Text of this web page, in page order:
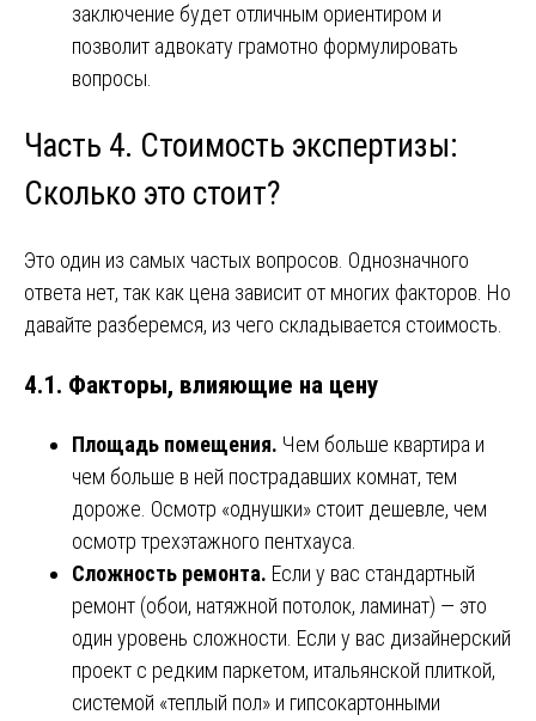
заключение будет отличным ориентиром и
позволит адвокату грамотно формулировать
вопросы.
Часть 4. Стоимость экспертизы:
Сколько это стоит?
Это один из самых частых вопросов. Однозначного
ответа нет, так как цена зависит от многих факторов. Но
давайте разберемся, из чего складывается стоимость.
4.1. Факторы, влияющие на цену
Площадь помещения. Чем больше квартира и
чем больше в ней пострадавших комнат, тем
дороже. Осмотр «однушки» стоит дешевле, чем
осмотр трехэтажного пентхауса.
Сложность ремонта. Если у вас стандартный
ремонт (обои, натяжной потолок, ламинат) — это
один уровень сложности. Если у вас дизайнерский
проект с редким паркетом, итальянской плиткой,
системой «теплый пол» и гипсокартонными